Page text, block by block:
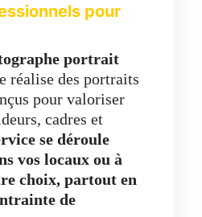
pour
portrait
réalise des portraits
pour valoriser
cadres et
se déroule
vos locaux ou à
choix, partout en
de